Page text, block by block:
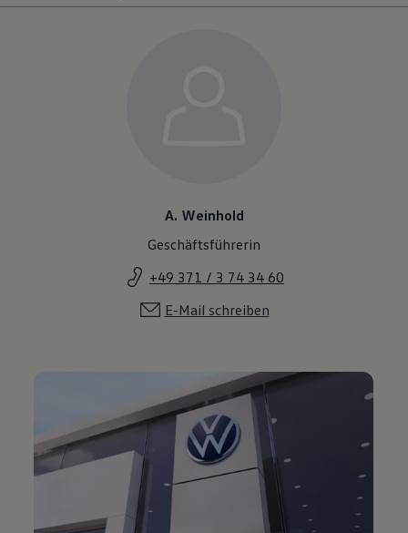
A. Weinhold
Geschäftsführerin
+49 371 / 3 74 34 60
E-Mail schreiben